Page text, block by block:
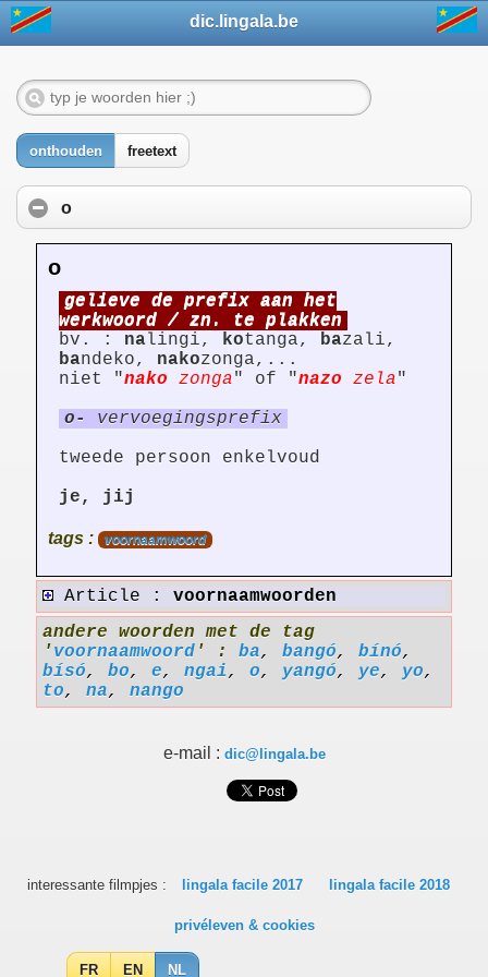
dic.lingala.be
onthouden freetext
o
o
gelieve de prefix aan het
werkwoord / zn. te plakken
bv. : na lingi, kotanga, bazali,
bandeko, nakozonga,...
niet "nako zonga" of "nazo zela"
o-
vervoegingsprefix
tweede persoon enkelvoud
je, jij
tags : voornaamwoord
Article : voornaamwoorden
andere woorden met de tag
' voornaamwoord ' : ba, bangó, bínó,
bísó, bo, e, ngai, o, yangó, ye, yo,
to, na, nango
e-mail : dic@lingala.be
interessante filmpjes : lingala facile 2017 lingala facile 2018
privéleven & cookies
FR EN NL